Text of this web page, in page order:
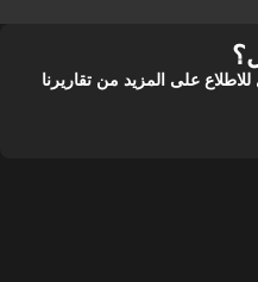
على المزيد من تقاريرنا